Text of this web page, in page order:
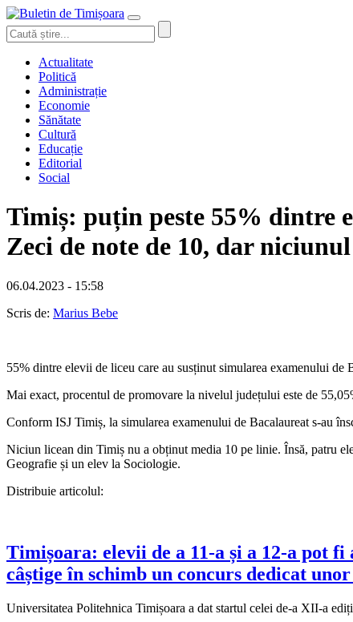
Actualitate
Politică
Administrație
Economie
Sănătate
Cultură
Educație
Editorial
Social
Timiș: puțin peste 55% dintre
Zeci de note de 10, dar
06.04.2023 - 15:58
Scris de: Marius Bebe
55% dintre elevii de liceu care au susținut simularea examenului
Mai exact, procentul de promovare la nivelul județului este de
Conform ISJ Timiș, la simularea examenului de Bacalaureat s-au
Niciun licean din Timiș nu a obținut media 10 pe linie. Însă, patru
Geografie și un elev la Sociologie.
Distribuie articolul:
Timișoara: elevii de a 11-a și a 12-a pot
câștige în schimb un concurs dedicat
Universitatea Politehnica Timișoara a dat startul celei de-a XII-a